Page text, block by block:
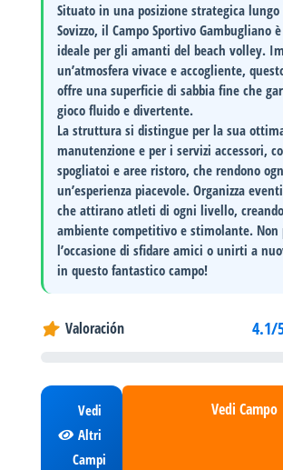
Situato in una posizione strategica lungo
Sovizzo, il Campo Sportivo Gambugliano
ideale per gli amanti del beach volley.
un’atmosfera vivace e accogliente,
offre unasuperficie di sabbia fine che
gioco fluido e divertente.
La struttura si distingue per la sua
manutenzione e per i servizi accessori,
spogliatoi e aree ristoro, che rendono
un’esperienza piacevole.Organizza
che attirano atleti di ogni livello,
ambiente competitivo e stimolante. Non
l’occasione di sfidare amici o unirti a
in questo fantastico campo!
Valoración 4.1/
Vedi
Altri
Campi
Vedi Campo